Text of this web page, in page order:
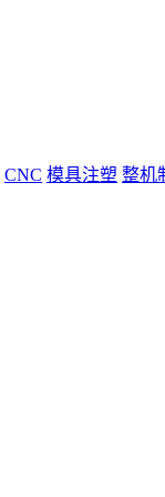
CNC 模具注塑 整机